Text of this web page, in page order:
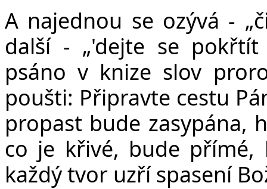
A najednou se ozývá -
další - „'dejte se
psáno v knize slov
poušti: Připravte cestu
propast bude zasypána,
co je křivé, bude přímé,
každý tvor uzří spasení